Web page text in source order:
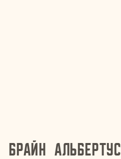
Брайн Альбертус